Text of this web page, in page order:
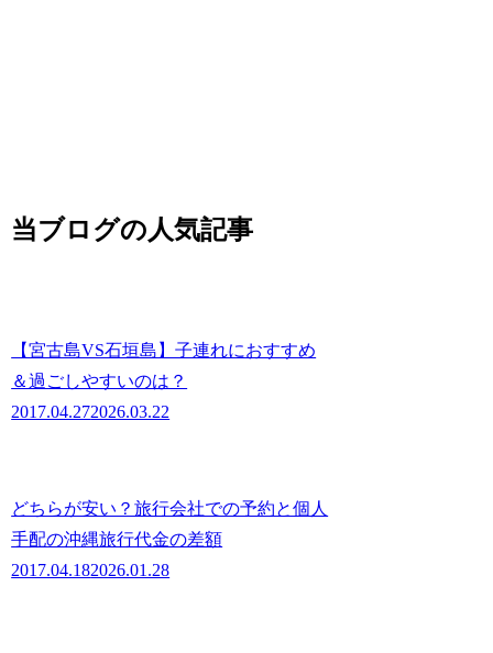
当ブログの人気記事
【宮古島VS石垣島】子連れにおすすめ
＆過ごしやすいのは？
2017.04.272026.03.22
どちらが安い？旅行会社での予約と個人
手配の沖縄旅行代金の差額
2017.04.182026.01.28